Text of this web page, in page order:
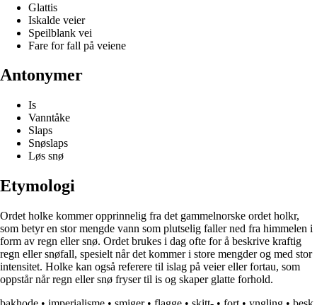
Glattis
Iskalde veier
Speilblank vei
Fare for fall på veiene
Antonymer
Is
Vanntåke
Slaps
Snøslaps
Løs snø
Etymologi
Ordet holke kommer opprinnelig fra det gammelnorske ordet holkr,
som betyr en stor mengde vann som plutselig faller ned fra himmelen i
form av regn eller snø. Ordet brukes i dag ofte for å beskrive kraftig
regn eller snøfall, spesielt når det kommer i store mengder og med stor
intensitet. Holke kan også referere til islag på veier eller fortau, som
oppstår når regn eller snø fryser til is og skaper glatte forhold.